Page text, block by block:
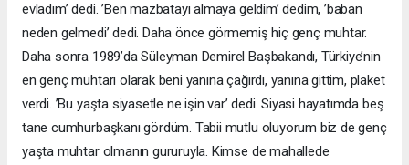
evladım’ dedi. ’Ben mazbatayı almaya geldim’ dedim, ’baban
neden gelmedi’ dedi. Daha önce görmemiş hiç genç muhtar.
Daha sonra 1989’da Süleyman Demirel Başbakandı, Türkiye’nin
en genç muhtarı olarak beni yanına çağırdı, yanına gittim, plaket
verdi. ’Bu yaşta siyasetle ne işin var’ dedi. Siyasi hayatımda beş
tane cumhurbaşkanı gördüm. Tabii mutlu oluyorum biz de genç
yaşta muhtar olmanın gururuyla. Kimse de mahallede